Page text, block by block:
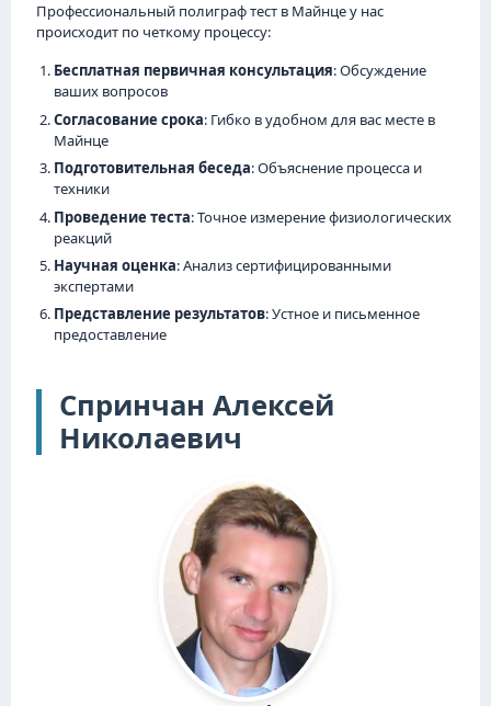
Профессиональный полиграф тест в Майнце у нас
происходит по четкому процессу:
Бесплатная первичная консультация: Обсуждение
ваших вопросов
Согласование срока: Гибко в удобном для вас месте в
Майнце
Подготовительная беседа: Объяснение процесса и
техники
Проведение теста: Точное измерение физиологических
реакций
Научная оценка: Анализ сертифицированными
экспертами
Представление результатов: Устное и письменное
предоставление
Спринчан Алексей
Николаевич